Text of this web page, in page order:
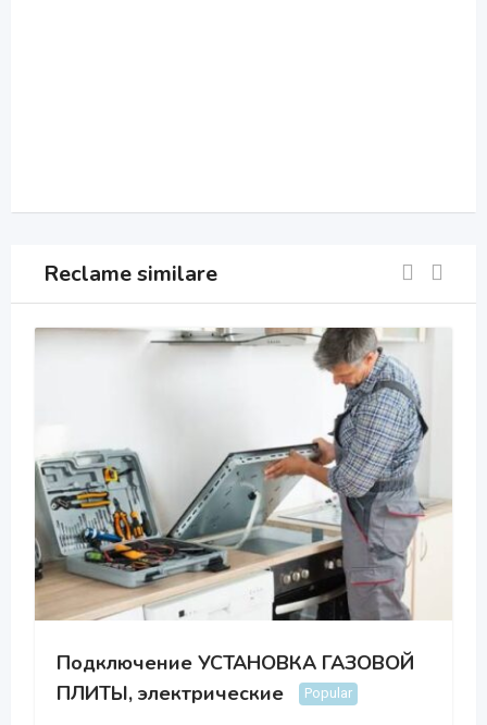
Reclame similare
Подключение УСТАНОВКА ГАЗОВОЙ
ПЛИТЫ, электрические
Popular